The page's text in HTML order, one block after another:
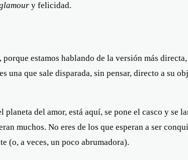
y felicidad.
estamos hablando de la versión más
una que sale disparada, sin pensar, directo a su
del amor, está aquí, se pone el casco y se
muchos. No eres de los que esperan a ser
(o, a veces, un poco abrumadora).